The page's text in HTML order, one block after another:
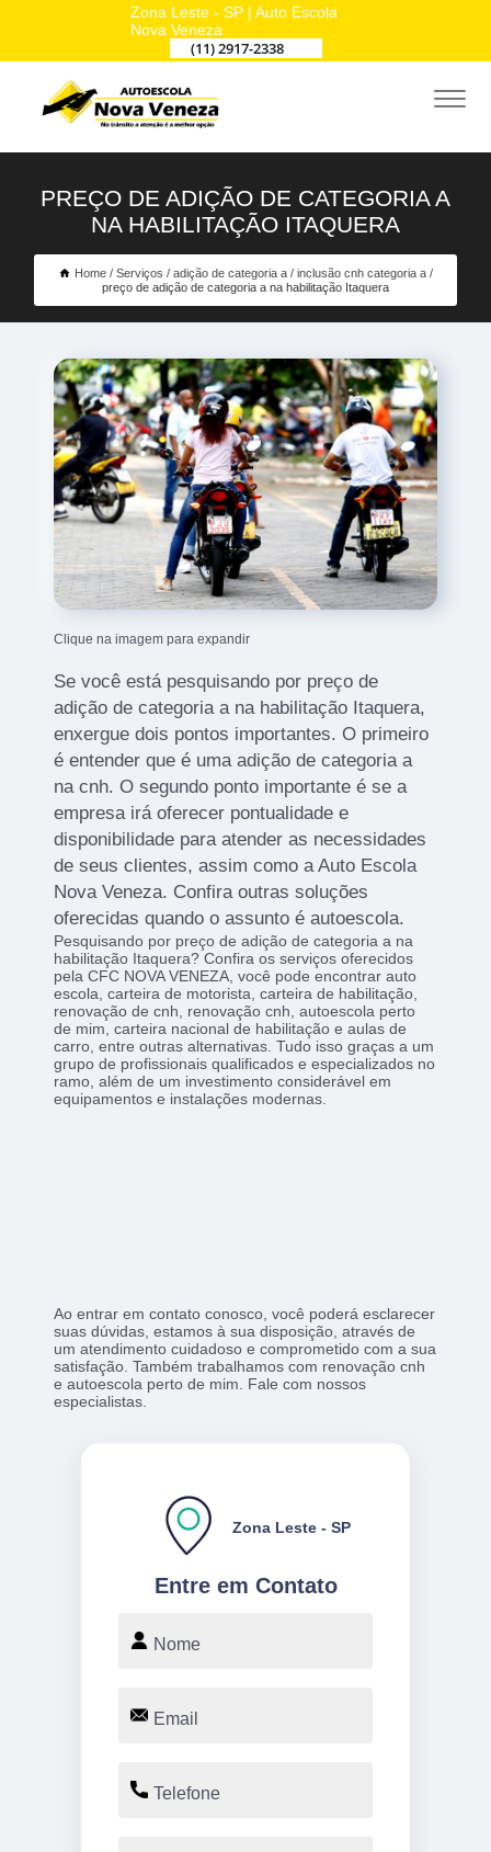
Zona Leste - SP | Auto Escola
Nova Veneza
(11) 2917-2338
PREÇO DE ADIÇÃO DE CATEGORIA A
NA HABILITAÇÃO ITAQUERA
Home Serviços adição de categoria a
inclusão cnh categoria a
preço de adição de categoria a na habilitação Itaquera
Clique na imagem para expandir
Se você está pesquisando por preço de
adição de categoria a na habilitação Itaquera,
enxergue dois pontos importantes. O primeiro
é entender que é uma adição de categoria a
na cnh. O segundo ponto importante é se a
empresa irá oferecer pontualidade e
disponibilidade para atender as necessidades
de seus clientes, assim como a Auto Escola
Nova Veneza. Confira outras soluções
oferecidas quando o assunto é autoescola.
Pesquisando por preço de adição de categoria a na
habilitação Itaquera? Confira os serviços oferecidos
pela CFC NOVA VENEZA, você pode encontrar auto
escola, carteira de motorista, carteira de habilitação,
renovação de cnh, renovação cnh, autoescola perto
de mim, carteira nacional de habilitação e aulas de
carro, entre outras alternativas. Tudo isso graças a um
grupo de profissionais qualificados e especializados no
ramo, além de um investimento considerável em
equipamentos e instalações modernas.
Ao entrar em contato conosco, você poderá esclarecer
suas dúvidas, estamos à sua disposição, através de
um atendimento cuidadoso e comprometido com a sua
satisfação. Também trabalhamos com renovação cnh
e autoescola perto de mim. Fale com nossos
especialistas.
Entre em Contato
Zona Leste - SP